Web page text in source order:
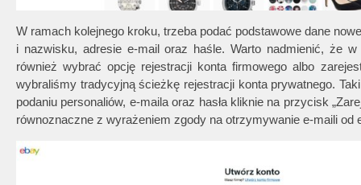
W ramach kolejnego kroku, trzeba podać podstawowe dane
i nazwisku, adresie e-mail oraz haśle. Warto nadmienić, że
również wybrać opcję rejestracji konta firmowego albo
wybraliśmy tradycyjną ścieżkę rejestracji konta prywatnego.
podaniu personaliów, e-maila oraz hasła kliknie na przycisk
równoznaczne z wyrażeniem zgody na otrzymywanie e-maili od